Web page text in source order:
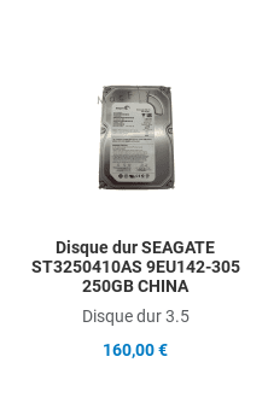
Disque dur SEAGATE
ST3250410AS 9EU142-305
250GB CHINA
Disque dur 3.5
160,00 €